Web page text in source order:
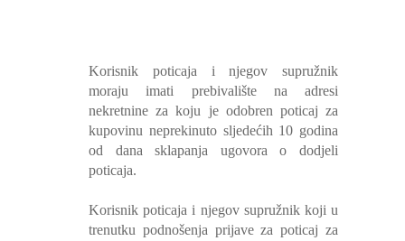
Korisnik poticaja i njegov supružnik
moraju imati prebivalište na adresi
nekretnine za koju je odobren poticaj za
kupovinu neprekinuto sljedećih 10 godina
od dana sklapanja ugovora o dodjeli
poticaja.
Korisnik poticaja i njegov supružnik koji u
trenutku podnošenja prijave za poticaj za